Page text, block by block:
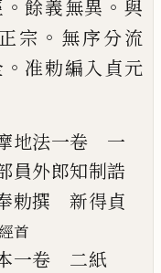
。餘義無異 。 與
宗 。 無序分流
。 准勅編入貞元
地法一卷 一
員外郎知制誥
勅撰 新得貞
首
一卷 二紙